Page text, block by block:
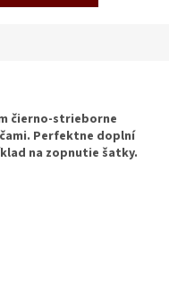
čierno-strieborne
Perfektne doplní
na zopnutie šatky.